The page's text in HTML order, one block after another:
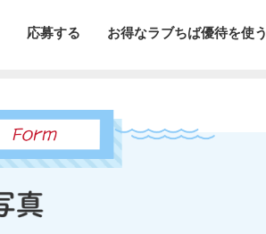
応募する お得なラブちば優待を使う